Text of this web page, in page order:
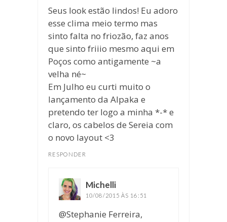
Seus look estão lindos! Eu adoro
esse clima meio termo mas
sinto falta no friozão, faz anos
que sinto friiio mesmo aqui em
Poços como antigamente ~a
velha né~
Em Julho eu curti muito o
lançamento da Alpaka e
pretendo ter logo a minha *-* e
claro, os cabelos de Sereia com
o novo layout <3
RESPONDER
Michelli
10/08/2015 ÀS 16:51
@Stephanie Ferreira,